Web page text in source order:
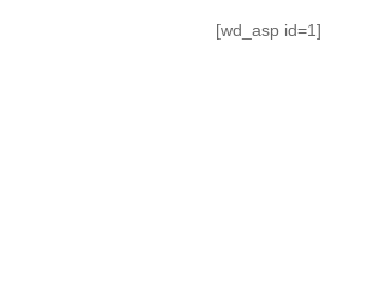
[wd_asp id=1]